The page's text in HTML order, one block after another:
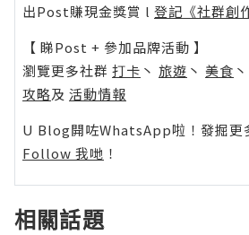
出Post賺現金獎賞 l 登記《社群創
【 睇Post + 參加品牌活動 】
瀏覽更多社群 打卡 丶 旅遊 丶 美食 丶
攻略及 活動情報
U Blog開咗WhatsApp啦！發掘更
Follow 我哋 ！
相關話題